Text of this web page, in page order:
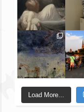
Load More...